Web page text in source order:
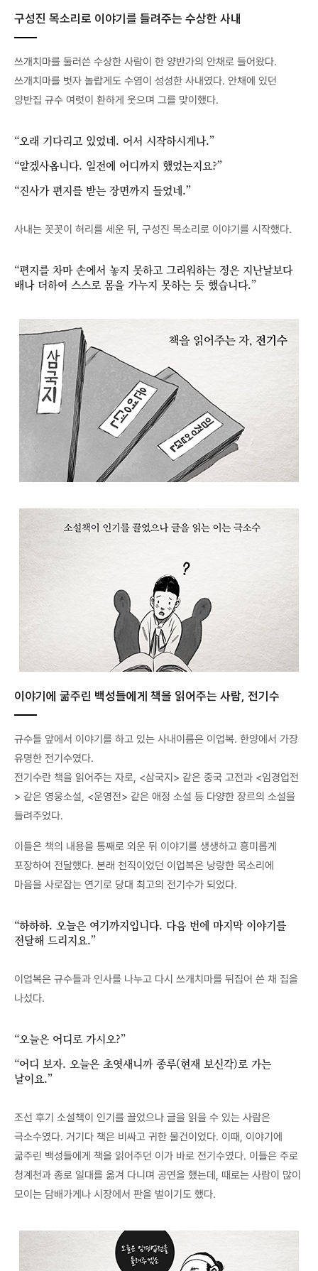
구성진 목소리로 이야기를 들려주는 수상한 사내
쓰개치마를 둘러쓴 수상한 사람이 한 양반가의 안채로 들어왔다.
쓰개치마를 벗자 놀랍게도 수염이 성성한 사내였다. 안채에 있던
양반집 규수 여럿이 환하게 웃으며 그를 맞이했다.
“오래 기다리고 있었네. 어서 시작하시게나.”
“알겠사옵니다. 일전에 어디까지 했었는지요?”
“진사가 편지를 받는 장면까지 들었네.”
사내는 꼿꼿이 허리를 세운 뒤, 구성진 목소리로 이야기를 시작했다.
“편지를 차마 손에서 놓지 못하고 그리워하는 정은 지난날보다
배나 더하여 스스로 몸을 가누지 못하는 듯 했습니다.”
이야기에 굶주린 백성들에게 책을 읽어주는 사람, 전기수
규수들 앞에서 이야기를 하고 있는 사내이름은 이업복. 한양에서 가장
유명한 전기수였다.
전기수란 책을 읽어주는 자로, <삼국지> 같은 중국 고전과 <임경업전
> 같은 영웅소설, <운영전> 같은 애정 소설 등 다양한 장르의 소설을
들려주었다.
이들은 책의 내용을 통째로 외운 뒤 이야기를 생생하고 흥미롭게
포장하여 전달했다. 본래 천직이었던 이업복은 낭랑한 목소리에
마음을 사로잡는 연기로 당대 최고의 전기수가 되었다.
“하하하. 오늘은 여기까지입니다. 다음 번에 마지막 이야기를
전달해 드리지요.”
이업복은 규수들과 인사를 나누고 다시 쓰개치마를 뒤집어 쓴 채 집을
나섰다.
“오늘은 어디로 가시오?”
“어디 보자. 오늘은 초엿새니까 종루(현재 보신각)로 가는
날이요.”
조선 후기 소설책이 인기를 끌었으나 글을 읽을 수 있는 사람은
극소수였다. 거기다 책은 비싸고 귀한 물건이었다. 이때, 이야기에
굶주린 백성들에게 책을 읽어주던 이가 바로 전기수였다. 이들은 주로
청계천과 종로 일대를 옮겨 다니며 공연을 했는데, 때로는 사람이 많이
모이는 담배가게나 시장에서 판을 벌이기도 했다.